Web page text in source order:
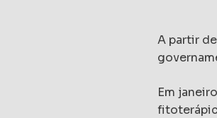
A partir
Em